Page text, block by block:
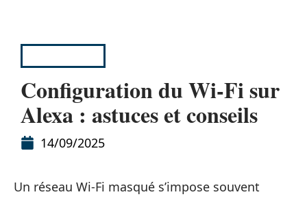
Configuration du Wi-Fi sur
Alexa : astuces et conseils
14/09/2025
Un réseau Wi-Fi masqué s’impose souvent